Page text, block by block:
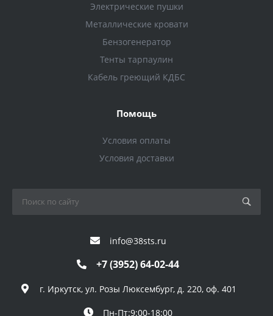
Электрические пушки
Металлические кровати
Бензогенератор
Тенты тарпаулин
Кабель греющий КДБС
Помощь
Условия оплаты
Условия доставки
info@38sts.ru
+7 (3952) 64-02-44
г. Иркутск, ул. Розы Люксембург, д. 220, оф. 401
Пн-Пт:9:00-18:00